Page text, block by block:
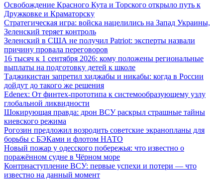
Освобождение Красного Кута и Торского открыло путь к
Дружковке и Краматорску
Стратегическая игра: войска нацелились на Запад Украины,
Зеленский теряет контроль
Зеленский в США не получил Patriot: эксперты назвали
причину провала переговоров
16 тысяч к 1 сентября 2026: кому положены региональные
выплаты на подготовку детей к школе
Таджикистан запретил хиджабы и никабы: когда в России
дойдут до такого же решения
Edenex: От финтех-прототипа к системообразующему узлу
глобальной ликвидности
Шокирующая правда: дрон ВСУ раскрыл страшные тайны
киевского режима
Рогозин предложил возродить советские экранопланы для
борьбы с БЭКами и флотом НАТО
Новый пожар у одесского побережья: что известно о
поражённом судне в Чёрном море
Контрнаступление ВСУ: первые успехи и потери — что
известно на данный момент